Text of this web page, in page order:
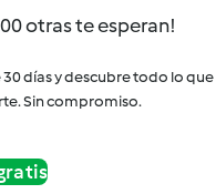
otras te esperan!
días y descubre todo lo que
Sin compromiso.